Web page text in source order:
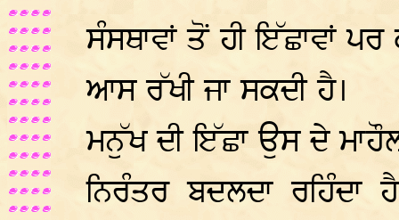
ਸੰਸਥਾਵਾਂ ਤੋਂ ਹੀ ਇੱਛਾਵਾਂ
ਆਸ ਰੱਖੀ ਜਾ ਸਕਦੀ ਹੈ।
ਮਨੁੱਖ ਦੀ ਇੱਛਾ ਉਸ ਦੇ
ਨਿਰੰਤਰ ਬਦਲਦਾ ਰਹਿੰਦਾ